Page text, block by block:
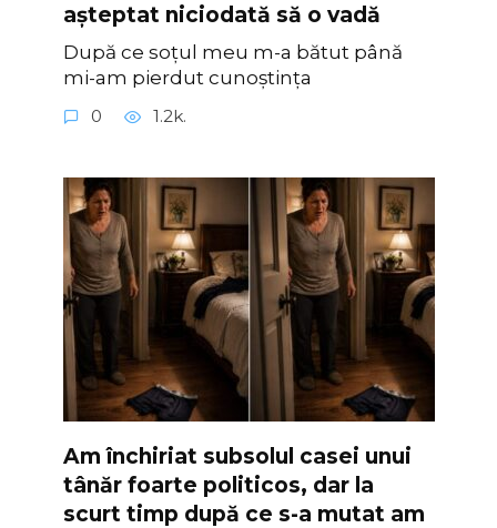
așteptat niciodată să o vadă
După ce soțul meu m-a bătut până
mi-am pierdut cunoștința
0 1.2k.
Am închiriat subsolul casei unui
tânăr foarte politicos, dar la
scurt timp după ce s-a mutat am